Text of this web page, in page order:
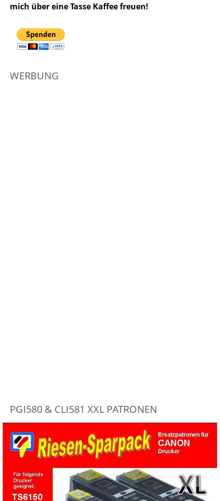
mich über eine Tasse Kaffee freuen!
WERBUNG
PGI580 & CLI581 XXL PATRONEN